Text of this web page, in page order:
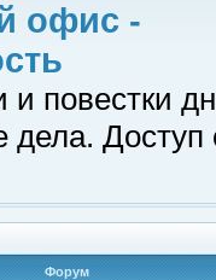
офис -
и повестки
дела.
Форум